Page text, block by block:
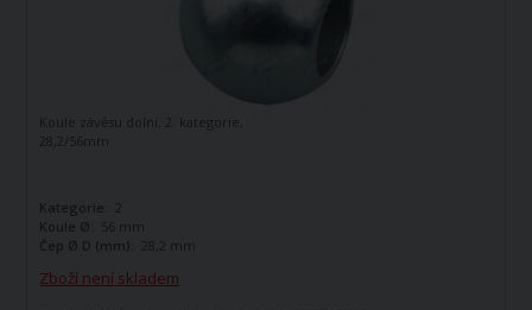
Zboží není skladem
Koule závěsu dolní, 2. kategorie,
28,2/56mm
Kategorie:
Koule Ø:
56 mm
Čep Ø D (mm):
28,2 mm